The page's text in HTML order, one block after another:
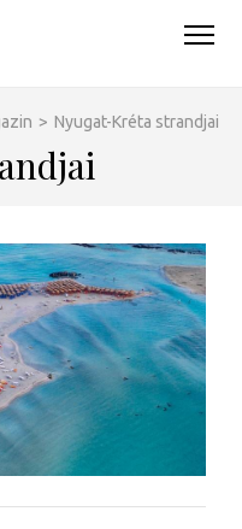
> Nyugat-Kréta strandjai